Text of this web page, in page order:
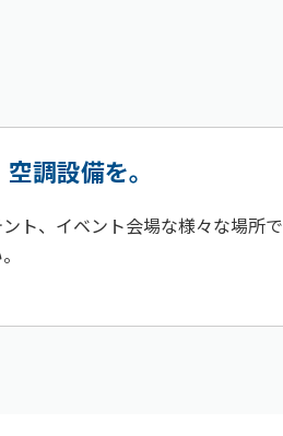
調設備を。
ト、イベント会場な様々な場所で